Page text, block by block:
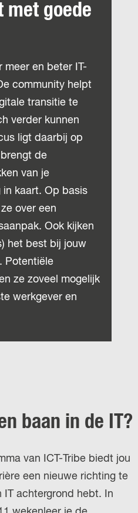
met goede
meer en beter IT-
community helpt
transitie te
verder kunnen
ligt daarbij op
de
van je
in kaart. Op basis
over een
Ook kijken
het best bij jouw
Potentiële
ze zoveel mogelijk
werkgever en
baan in de IT?
van ICT-Tribe biedt jou
een nieuwe richting te
IT achtergrond hebt. In